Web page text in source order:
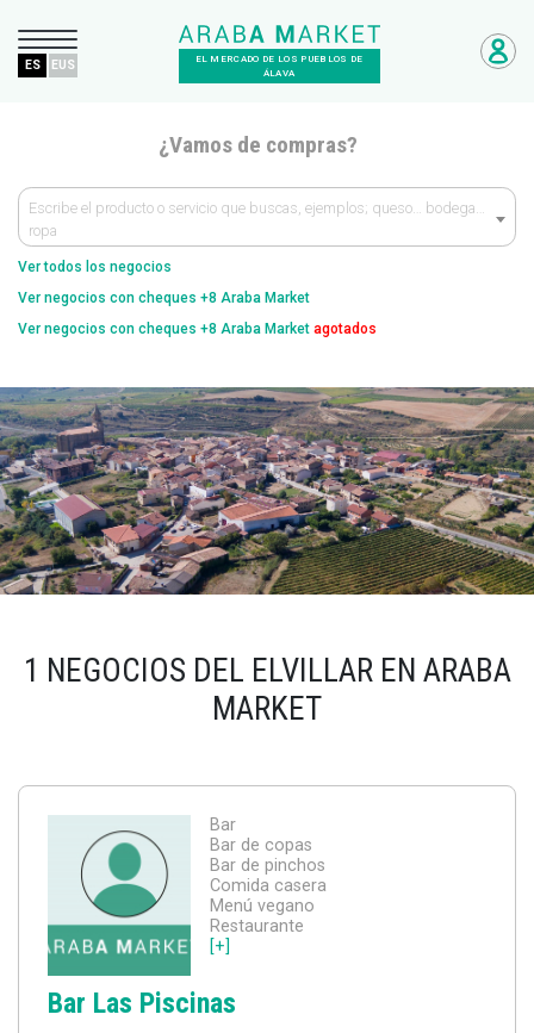
EL MERCADO DE LOS PUEBLOS DE
ÁLAVA
ES EUS
¿Vamos de compras?
Escribe el producto o servicio que buscas, ejemplos; queso… bodega…
ropa
Ver todos los negocios
Ver negocios con cheques +8 Araba Market
Ver negocios con cheques +8 Araba Market agotados
1 NEGOCIOS DEL ELVILLAR EN ARABA
MARKET
Bar
Bar de copas
Bar de pinchos
Comida casera
Menú vegano
Restaurante
[+]
Bar Las Piscinas